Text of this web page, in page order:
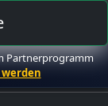
Partnerprogramm